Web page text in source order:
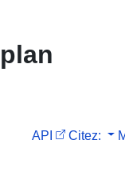
API Citez: